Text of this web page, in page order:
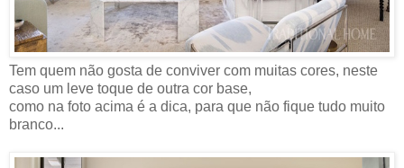
Tem quem não gosta de conviver com muitas cores, neste
caso um leve toque de outra cor base,
como na foto acima é a dica, para que não fique tudo muito
branco...